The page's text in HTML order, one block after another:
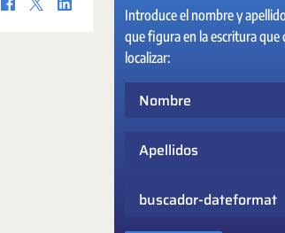
Introduce el nombre y
que figura en la escritura que
localizar: